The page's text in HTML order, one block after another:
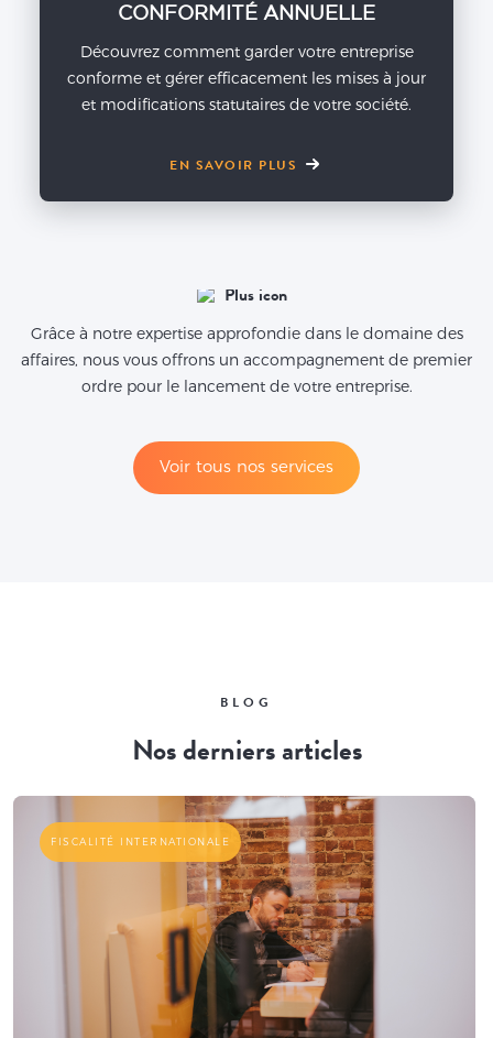
CONFORMITÉ ANNUELLE
Découvrez comment garder votre entreprise
conforme et gérer efficacement les mises à jour
et modifications statutaires de votre société.
EN SAVOIR PLUS
Grâce à notre expertise approfondie dans le domaine des
affaires, nous vous offrons un accompagnement de premier
ordre pour le lancement de votre entreprise.
Voir tous nos services
BLOG
Nos derniers articles
FISCALITÉ INTERNATIONALE